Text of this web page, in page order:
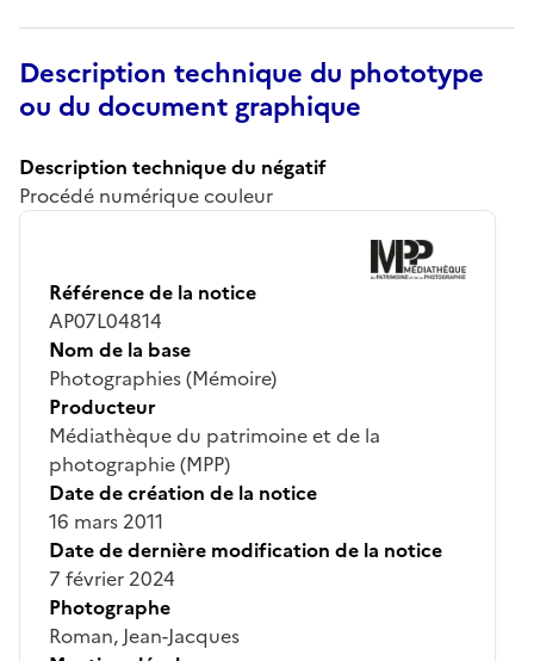
Description technique du phototype
ou du document graphique
Description technique du négatif
Procédé numérique couleur
Référence de la notice
AP07L04814
Nom de la base
Photographies (Mémoire)
Producteur
Médiathèque du patrimoine et de la
photographie (MPP)
Date de création de la notice
16 mars 2011
Date de dernière modification de la notice
7 février 2024
Photographe
Roman, Jean-Jacques